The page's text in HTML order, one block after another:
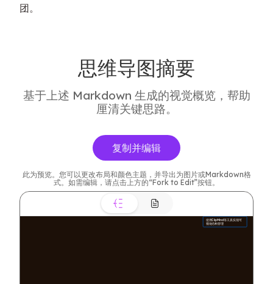
团。
思维导图摘要
基于上述 Markdown 生成的视觉概览，帮助
厘清关键思路。
复制并编辑
此为预览。您可以更改布局和颜色主题，并导出为图片或Markdown格
式。如需编辑，请点击上方的“Fork to Edit”按钮。
使用ClipMind等工具实现可
视化结构管理